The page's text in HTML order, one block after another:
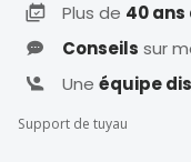
Plus de 40
Conseils sur
Une équipe
Support de tuyau